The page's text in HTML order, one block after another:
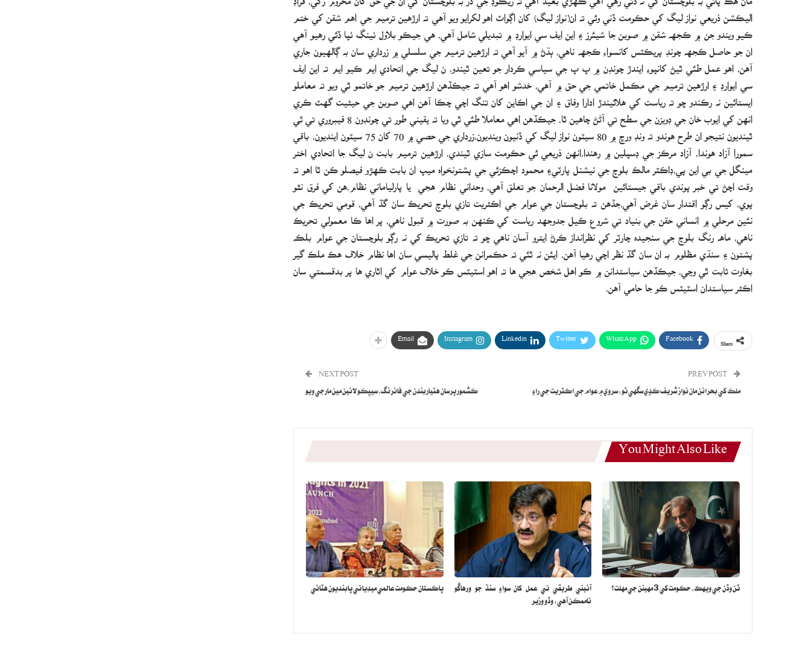
اليڪشن ذريعي نواز ليگ کي حڪومت ڏني وئي ته ان(نواز ليگ) کان اڳواٽ اهو لکرايو ويو آهي ته ارڙهين ترميم جي اهم شقن کي ختم
ڪيو ويندو جن ۾ ڪجهه شقن ۾ صوبن جا شيئرز ۽ اين ايف سي ايوارڊ ۾ تبديلي شامل آهي، هي جيڪو بلاول ٺينگ ٺپا ڏئي رهيو آهي
ان جو حاصل ڪجهه چونڊ پريڪٽس کانسواءِ ڪجهه ناهي، ٻڌڻ ۾ آيو آهي ته ارڙهين ترميم جي سلسلي ۾ زرداري سان به ڳالهيون جاري
آهن، اهو عمل طئي ٿيڻ کانپوءِ ايندڙ چونڊن ۾ پ پ جي سياسي ڪردار جو تعين ٿيندو، ن ليگ جي اتحادي ايم ڪيو ايم ته اين ايف
سي ايوارڊ ۽ ارڙهين ترميم جي مڪمل خاتمي جي حق ۾ آهي، خدشو اهو آهي ته جيڪڏهن ارڙهين ترميم جو خاتمو ٿي ويو ته معاملو
ايستائين نه رڪندو ڇو ته رياست کي هلائيندڙ ادارا وفاق ۽ ان جي اڪاين کان تنگ اچي چڪا آهن اهي صوبن جي حيثيت گهٽ ڪري
ٿينديون نتيجو ان طرح هوندو ته ونڊ ورڇ ۾ 80 سيٽون نواز ليگ کي ڏنيون وينديون،زرداري جي حصي ۾ 70 کان 75 سيٽون اينديون، باقي
سمورا آزاد هوندا، آزاد مرڪز جي ڊسپلين ۾ رهندا،انهن ذريعي ئي حڪومت سازي ٿيندي، ارڙهين ترميم بابت ن ليگ جا اتحادي اختر
مينگل جي بي اين پي،ڊاڪٽر مالڪ بلوچ جي نيشنل پارٽي۽ محمود اچڪزئي جي پشتونخواه ميپ ان بابت ڪهڙو فيصلو ڪن ٿا اهو ته
وقت اچڻ تي خبر پوندي باقي جيستائين مولانا فضل الرحمان جو تعلق آهي، وحداني نظام هجي يا پارلياماني نظام،هن کي فرق نٿو
پوي، کيس رڳو اقتدار سان غرض آهي،جڏهن ته بلوچستان جي عوام جي اڪثريت تازي بلوچ تحريڪ سان گڏ آهي، قومي تحريڪ جي
نئين مرحلي ۾ انساني حقن جي بنياد تي شروع ڪيل جدوجهد رياست کي ڪنهن به صورت ۾ قبول ناهي، پر اها ڪا معمولي تحريڪ
ناهي، ماهه رنگ بلوچ جي سنجيده چارٽر کي نظرانداز ڪرڻ ايترو آسان ناهي ڇو ته تازي تحريڪ کي نه رڳو بلوچستان جي عوام بلڪه
پشتون ۽ سنڌي مظلوم به ان سان گڏ نظر اچي رهيا آهن، ايئن نه ٿئي ته حڪمرانن جي غلط پاليسي سان اها نظام خلاف هڪ ملڪ گير
بغاوت ثابت ٿي وڃي، جيڪڏهن سياستدانن ۾ ڪو اهل شخص هجي ها ته اهو اسٽيٽس ڪو خلاف عوام کي اٿاري ها پر بدقسمتي سان
اڪثر سياستدان اسٽيٽس ڪو جا حامي آهن،
Facebook
WhatsApp
Twitter
Linkedin
Instagram
Email
ملڪ کي بحرانن مان نواز شريف ڪڍي سگهي ٿو: سروي ۾ عوام جي اڪثريت جي راءِ
NEXT POST
ڪشمور ڀرسان هٿياربندن جي فائرنگ، سيپڪو لائين مين مارجي ويو
You Might Also Like
ٽن وڏن جي ويهڪ، حڪومت کي 3 مهينن جي مهلت؟
آئيني طريقي تي عمل کان سواءِ سنڌ جو ورهاڱو
ناممڪن آهي: وڏو وزير
پاڪستان حڪومت عالمي ميڊيا تي پابنديون هٽائي